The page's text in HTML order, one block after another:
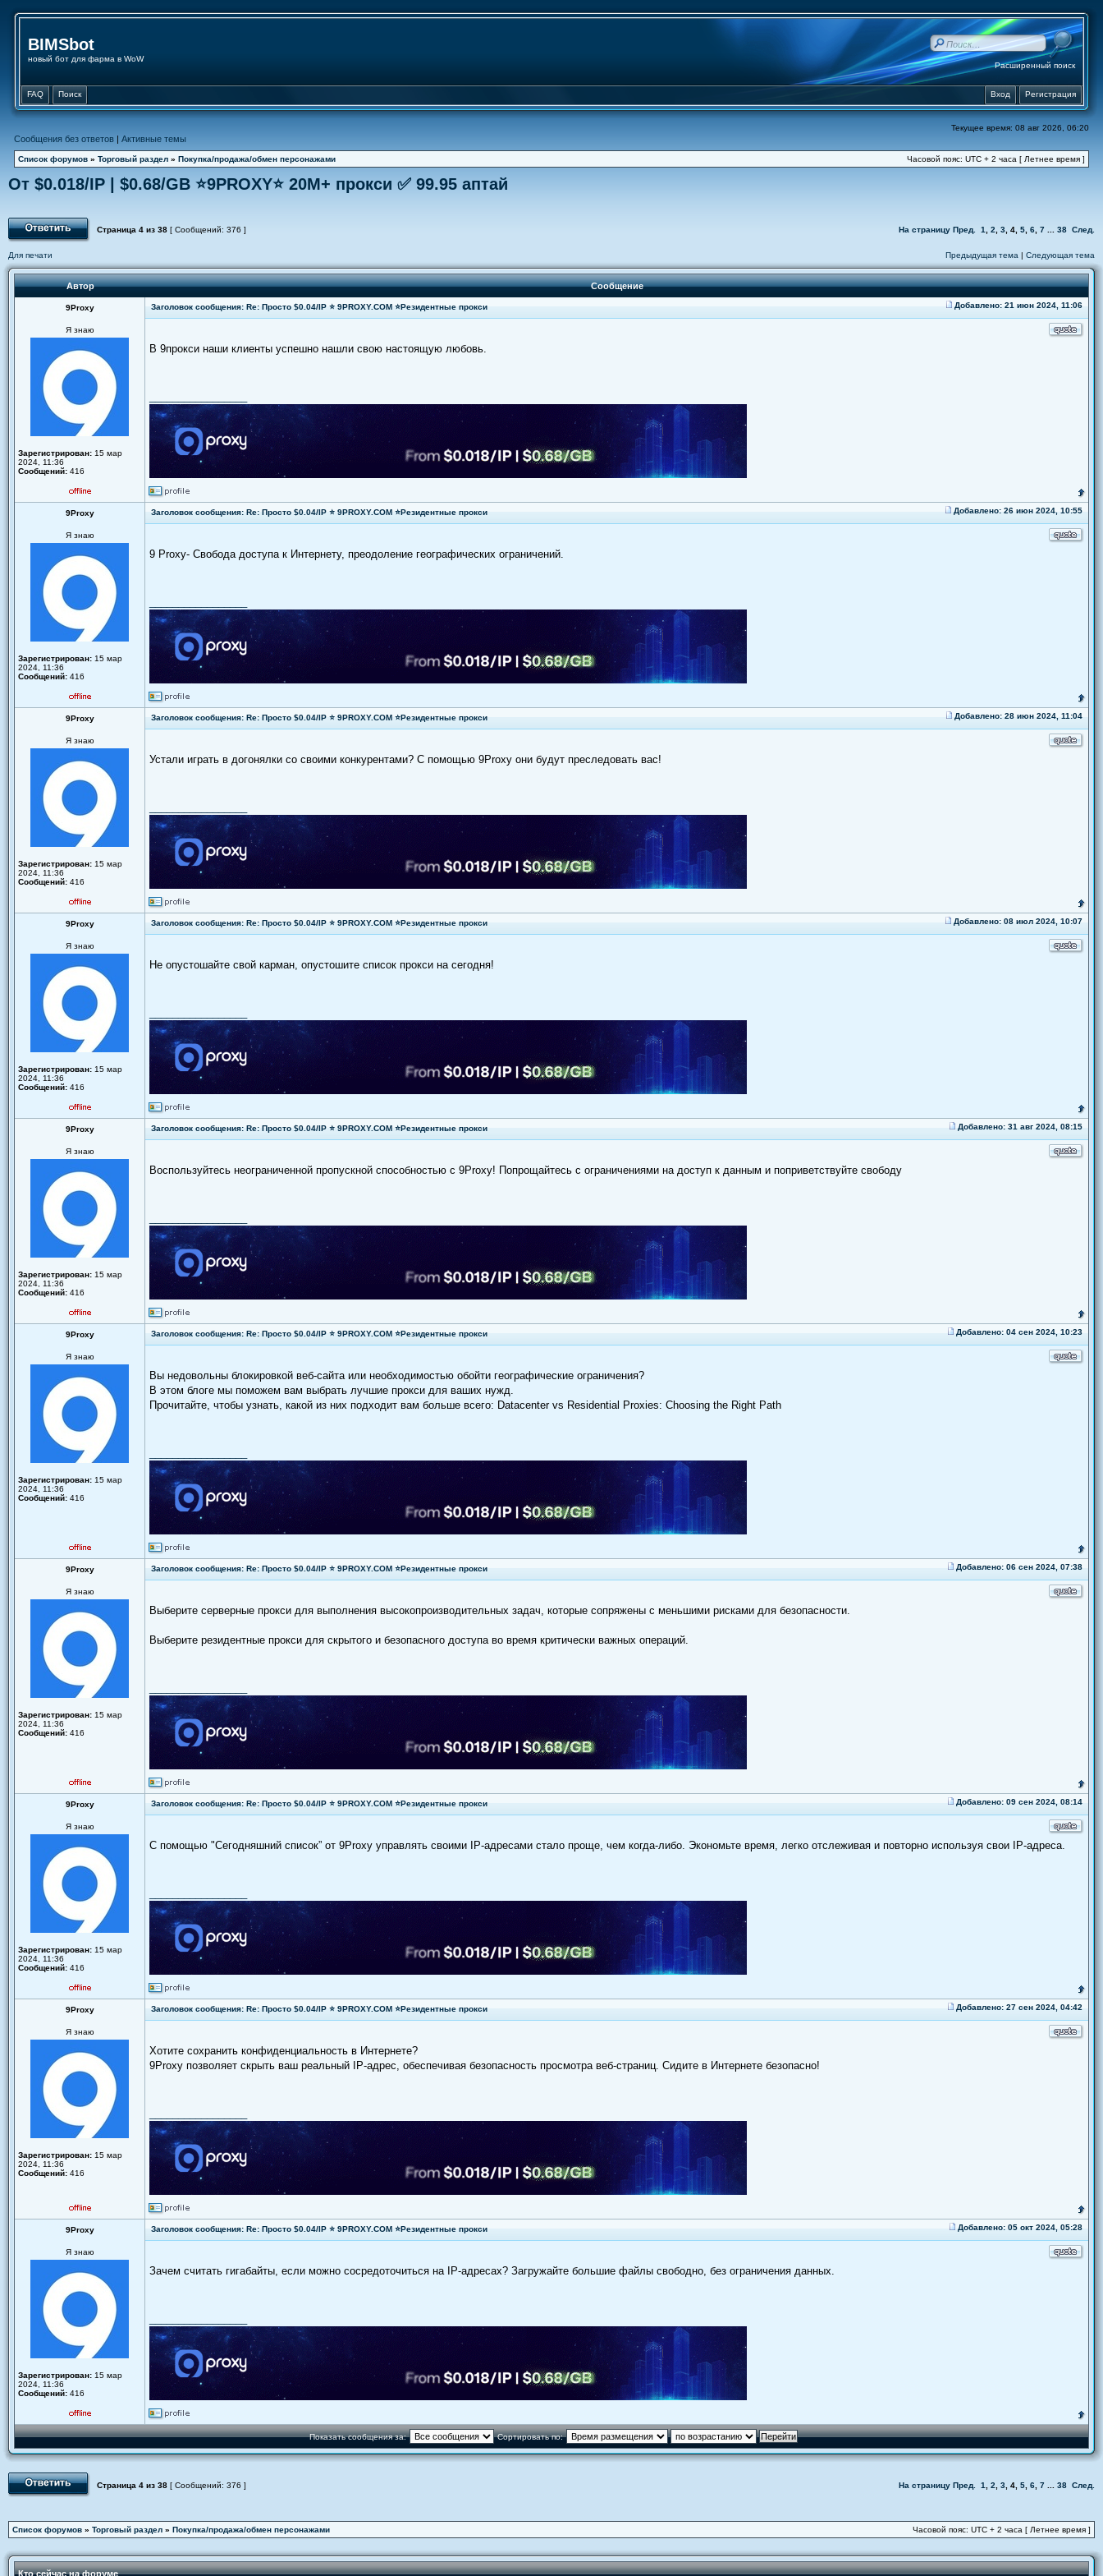
BIMSbot
новый бот для фарма в WoW
Расширенный поиск
FAQ Поиск Регистрация
Вход
Текущее время: 08 авг 2026, 06:20
Сообщения без ответов | Активные темы
Список форумов » Торговый раздел » Покупка/продажа/обмен персонажами Часовой пояс: UTC + 2 часа [ Летнее время ]
От $0.018/IP | $0.68/GB ⭐️9PROXY⭐️ 20M+ прокси ✅ 99.95 аптай
Страница 4 из 38 [ Сообщений: 376 ] На страницу Пред. 1 2 3 4 5 6 7 38 След.
Для печати Предыдущая тема | Следующая тема
Автор Сообщение
9Proxy Заголовок сообщения: Re: Просто $0.04/IP ⭐ 9PROXY.COM ⭐Резидентные прокси Добавлено: 21 июн 2024, 11:06
Я знаю
Зарегистрирован: 15 мар
2024, 11:36
Сообщений: 416
В 9прокси наши клиенты успешно нашли свою настоящую любовь.
9Proxy Заголовок сообщения: Re: Просто $0.04/IP ⭐ 9PROXY.COM ⭐Резидентные прокси Добавлено: 26 июн 2024, 10:55
Я знаю
Зарегистрирован: 15 мар
2024, 11:36
Сообщений: 416
9 Proxy- Свобода доступа к Интернету, преодоление географических ограничений.
9Proxy Заголовок сообщения: Re: Просто $0.04/IP ⭐ 9PROXY.COM ⭐Резидентные прокси Добавлено: 28 июн 2024, 11:04
Я знаю
Зарегистрирован: 15 мар
2024, 11:36
Сообщений: 416
Устали играть в догонялки со своими конкурентами? С помощью 9Рroxy они будут преследовать вас!
9Proxy Заголовок сообщения: Re: Просто $0.04/IP ⭐ 9PROXY.COM ⭐Резидентные прокси Добавлено: 08 июл 2024, 10:07
Я знаю
Зарегистрирован: 15 мар
2024, 11:36
Сообщений: 416
Не опустошайте свой карман, опустошите список прокси на сегодня!
9Proxy Заголовок сообщения: Re: Просто $0.04/IP ⭐ 9PROXY.COM ⭐Резидентные прокси Добавлено: 31 авг 2024, 08:15
Я знаю
Зарегистрирован: 15 мар
2024, 11:36
Сообщений: 416
Воспользуйтесь неограниченной пропускной способностью с 9Proxy! Попрощайтесь с ограничениями на доступ к данным и поприветствуйте свободу
9Proxy Заголовок сообщения: Re: Просто $0.04/IP ⭐ 9PROXY.COM ⭐Резидентные прокси Добавлено: 04 сен 2024, 10:23
Я знаю
Зарегистрирован: 15 мар
2024, 11:36
Сообщений: 416
Вы недовольны блокировкой веб-сайта или необходимостью обойти географические ограничения?
В этом блоге мы поможем вам выбрать лучшие прокси для ваших нужд.
Прочитайте, чтобы узнать, какой из них подходит вам больше всего: Datacenter vs Residential Proxies: Choosing the Right Path
9Proxy Заголовок сообщения: Re: Просто $0.04/IP ⭐ 9PROXY.COM ⭐Резидентные прокси Добавлено: 06 сен 2024, 07:38
Я знаю
Зарегистрирован: 15 мар
2024, 11:36
Сообщений: 416
Выберите серверные прокси для выполнения высокопроизводительных задач, которые сопряжены с меньшими рисками для безопасности.
Выберите резидентные прокси для скрытого и безопасного доступа во время критически важных операций.
9Proxy Заголовок сообщения: Re: Просто $0.04/IP ⭐ 9PROXY.COM ⭐Резидентные прокси Добавлено: 09 сен 2024, 08:14
Я знаю
Зарегистрирован: 15 мар
2024, 11:36
Сообщений: 416
С помощью "Сегодняшний список” от 9Proxy управлять своими IP-адресами стало проще, чем когда-либо. Экономьте время, легко отслеживая и повторно используя свои IP-адреса.
9Proxy Заголовок сообщения: Re: Просто $0.04/IP ⭐ 9PROXY.COM ⭐Резидентные прокси Добавлено: 27 сен 2024, 04:42
Я знаю
Зарегистрирован: 15 мар
2024, 11:36
Сообщений: 416
Хотите сохранить конфиденциальность в Интернете?
9Proxy позволяет скрыть ваш реальный IP-адрес, обеспечивая безопасность просмотра веб-страниц. Сидите в Интернете безопасно!
9Proxy Заголовок сообщения: Re: Просто $0.04/IP ⭐ 9PROXY.COM ⭐Резидентные прокси Добавлено: 05 окт 2024, 05:28
Я знаю
Зарегистрирован: 15 мар
2024, 11:36
Сообщений: 416
Зачем считать гигабайты, если можно сосредоточиться на IP-адресах? Загружайте большие файлы свободно, без ограничения данных.
Показать сообщения за: Сортировать по:
Страница 4 из 38 [ Сообщений: 376 ] На страницу Пред. 1 2 3 4 5 6 7 38 След.
Список форумов » Торговый раздел » Покупка/продажа/обмен персонажами Часовой пояс: UTC + 2 часа [ Летнее время ]
Кто сейчас на форуме